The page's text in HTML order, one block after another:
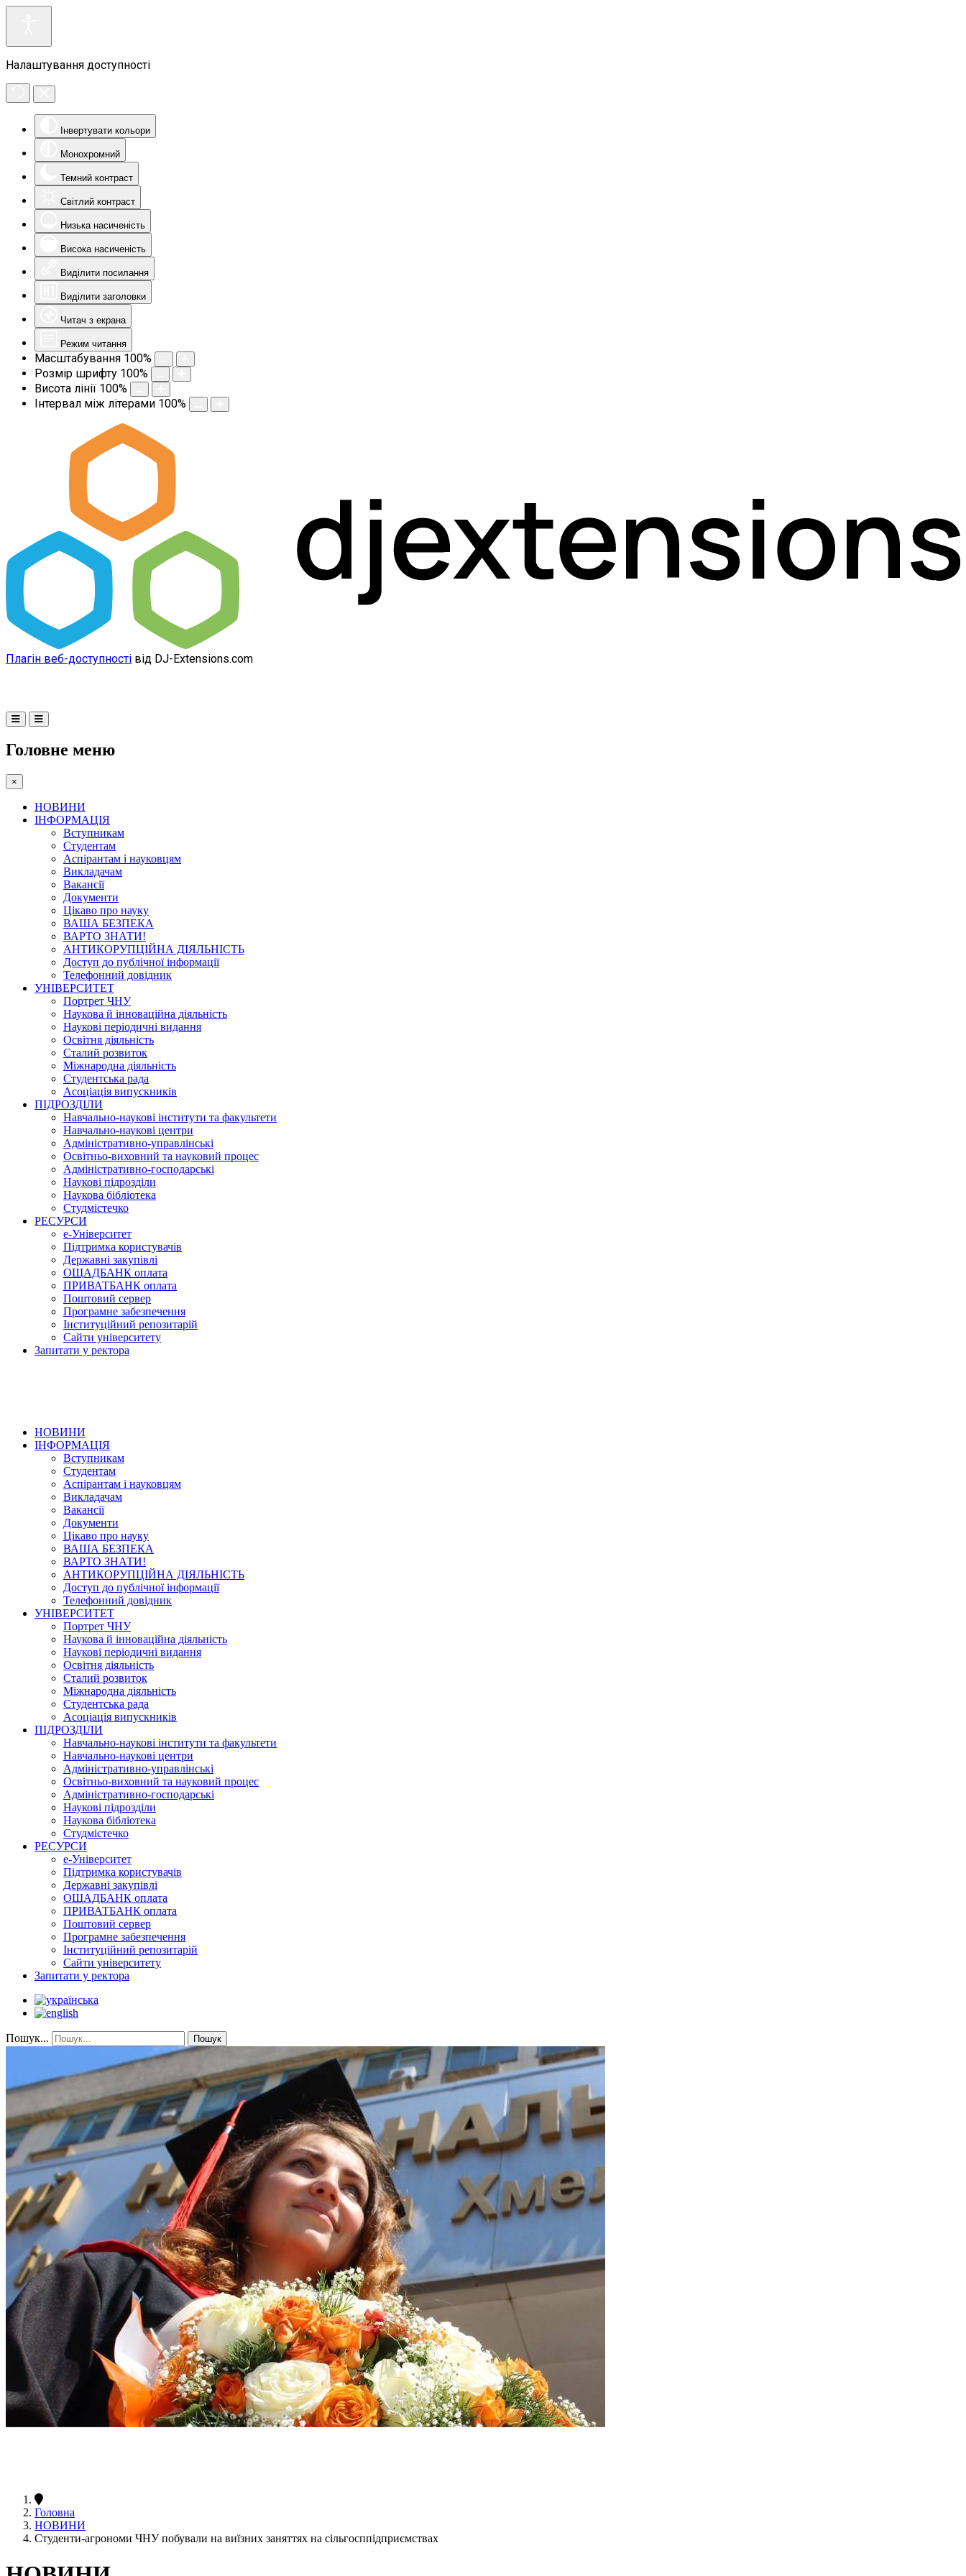
Налаштування доступності
Інвертувати кольори
Монохромний
Темний контраст
Світлий контраст
Низька насиченість
Висока насиченість
Виділити посилання
Виділити заголовки
Читач з екрана
Режим читання
Масштабування 100%
Розмір шрифту 100%
Висота лінії 100%
Інтервал між літерами 100%
Плагін веб-доступності від DJ-Extensions.com
Головне меню
×
НОВИНИ
ІНФОРМАЦІЯ
Вступникам
Студентам
Аспірантам і науковцям
Викладачам
Вакансії
Документи
Цікаво про науку
ВАША БЕЗПЕКА
ВАРТО ЗНАТИ!
АНТИКОРУПЦІЙНА ДІЯЛЬНІСТЬ
Доступ до публічної інформації
Телефонний довідник
УНІВЕРСИТЕТ
Портрет ЧНУ
Наукова й інноваційна діяльність
Наукові періодичні видання
Освітня діяльність
Сталий розвиток
Міжнародна діяльність
Студентська рада
Асоціація випускників
ПІДРОЗДІЛИ
Навчально-наукові інститути та факультети
Навчально-наукові центри
Адміністративно-управлінські
Освітньо-виховний та науковий процес
Адміністративно-господарські
Наукові підрозділи
Наукова бібліотека
Студмістечко
РЕСУРСИ
е-Університет
Підтримка користувачів
Державні закупівлі
ОЩАДБАНК оплата
ПРИВАТБАНК оплата
Поштовий сервер
Програмне забезпечення
Інституційний репозитарій
Сайти університету
Запитати у ректора
НОВИНИ
ІНФОРМАЦІЯ
Вступникам
Студентам
Аспірантам і науковцям
Викладачам
Вакансії
Документи
Цікаво про науку
ВАША БЕЗПЕКА
ВАРТО ЗНАТИ!
АНТИКОРУПЦІЙНА ДІЯЛЬНІСТЬ
Доступ до публічної інформації
Телефонний довідник
УНІВЕРСИТЕТ
Портрет ЧНУ
Наукова й інноваційна діяльність
Наукові періодичні видання
Освітня діяльність
Сталий розвиток
Міжнародна діяльність
Студентська рада
Асоціація випускників
ПІДРОЗДІЛИ
Навчально-наукові інститути та факультети
Навчально-наукові центри
Адміністративно-управлінські
Освітньо-виховний та науковий процес
Адміністративно-господарські
Наукові підрозділи
Наукова бібліотека
Студмістечко
РЕСУРСИ
е-Університет
Підтримка користувачів
Державні закупівлі
ОЩАДБАНК оплата
ПРИВАТБАНК оплата
Поштовий сервер
Програмне забезпечення
Інституційний репозитарій
Сайти університету
Запитати у ректора
Пошук... Пошук
Головна
НОВИНИ
Студенти-агрономи ЧНУ побували на виїзних заняттях на сільгосппідприємствах